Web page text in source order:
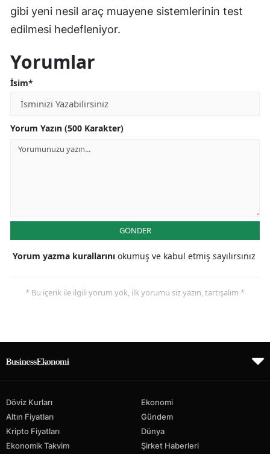
gibi yeni nesil araç muayene sistemlerinin test
edilmesi hedefleniyor.
Yorumlar
İsim*
Yorum Yazın (500 Karakter)
GÖNDER
Yorum yazma kurallarını okumuş ve kabul etmiş sayılırsınız
* Bu içerik ile ilgili yorum yok, ilk yorumu siz yazın, tartışalım *
Döviz Kurları
Altın Fiyatları
Kripto Fiyatları
Ekonomik Takvim
Ekonomi
Gündem
Dünya
Şirket Haberleri